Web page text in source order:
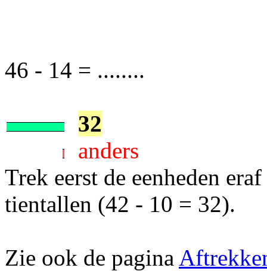
46 - 14 = ........
32
anders
Trek eerst de eenheden
tientallen (42 - 10 = 32).
Zie ook de pagina